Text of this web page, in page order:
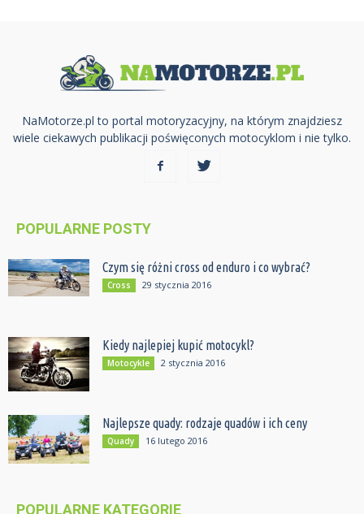
NaMotorze.pl to portal motoryzacyjny, na którym znajdziesz
wiele ciekawych publikacji poświęconych motocyklom i nie tylko.
POPULARNE POSTY
Czym się różni cross od enduro i co wybrać?
Cross 29 stycznia 2016
Kiedy najlepiej kupić motocykl?
Motocykle 2 stycznia 2016
Najlepsze quady: rodzaje quadów i ich ceny
Quady 16 lutego 2016
POPULARNE KATEGORIE